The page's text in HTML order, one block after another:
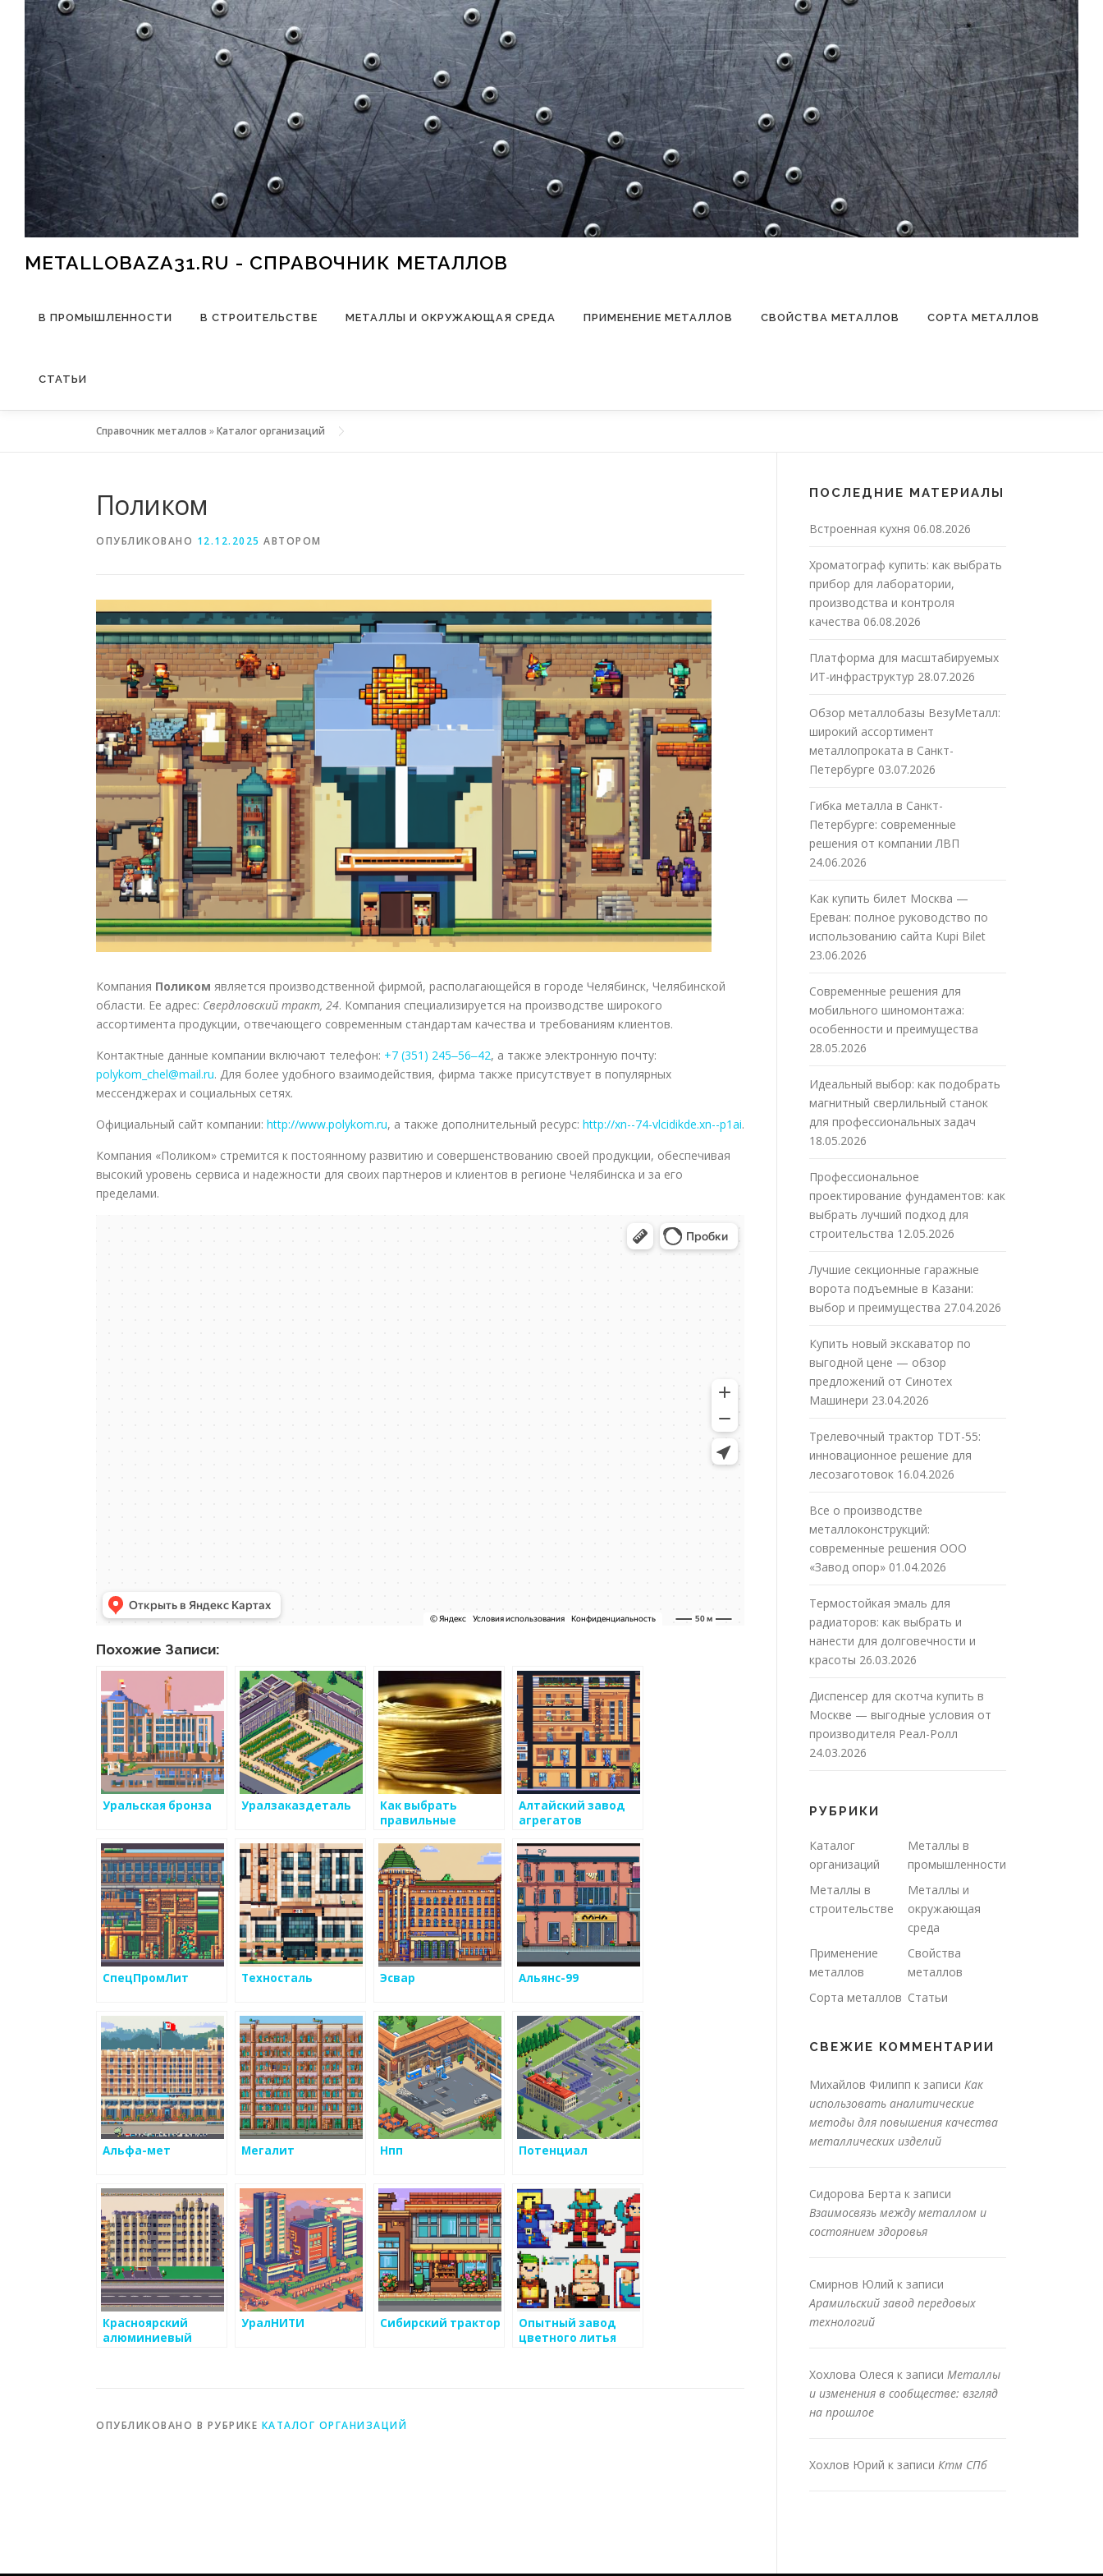
Перейти к содержимому
METALLOBAZA31.RU - СПРАВОЧНИК МЕТАЛЛОВ
В ПРОМЫШЛЕННОСТИ В СТРОИТЕЛЬСТВЕ МЕТАЛЛЫ И ОКРУЖАЮЩАЯ СРЕДА ПРИМЕНЕНИЕ МЕТАЛЛОВ СВОЙСТВА МЕТАЛЛОВ СОРТА МЕТАЛЛОВ
СТАТЬИ
Справочник металлов »Каталог организаций
Поликом
ОПУБЛИКОВАНО 12.12.2025 АВТОРОМ
Компания Поликом является производственной фирмой, располагающейся в городе Челябинск, Челябинской
области. Ее адрес: Свердловский тракт, 24. Компания специализируется на производстве широкого
ассортимента продукции, отвечающего современным стандартам качества и требованиям клиентов.
Контактные данные компании включают телефон: +7 (351) 245‒56‒42, а также электронную почту:
polykom_chel@mail.ru. Для более удобного взаимодействия, фирма также присутствует в популярных
мессенджерах и социальных сетях.
Официальный сайт компании: http://www.polykom.ru, а также дополнительный ресурс: http://xn--74-vlcidikde.xn--p1ai.
Компания «Поликом» стремится к постоянному развитию и совершенствованию своей продукции, обеспечивая
высокий уровень сервиса и надежности для своих партнеров и клиентов в регионе Челябинска и за его
пределами.
Похожие Записи:
Уральская бронза Уралзаказдеталь
Как выбрать
правильные
создания системы
взаимодействия с
клиентами
металоизделий
Алтайский завод
агрегатов
СпецПромЛит Техносталь Эсвар Альянс-99
Альфа-мет Мегалит Нпп Потенциал
Красноярский
алюминиевый
УралНИТИ Сибирский трактор
Опытный завод
цветного литья
ОПУБЛИКОВАНО В РУБРИКЕ КАТАЛОГ ОРГАНИЗАЦИЙ
ПОСЛЕДНИЕ МАТЕРИАЛЫ
Встроенная кухня 06.08.2026
Хроматограф купить: как выбрать
прибор для лаборатории,
производства и контроля
качества 06.08.2026
Платформа для масштабируемых
ИТ-инфраструктур 28.07.2026
Обзор металлобазы ВезуМеталл:
широкий ассортимент
металлопроката в Санкт-
Петербурге 03.07.2026
Гибка металла в Санкт-
Петербурге: современные
решения от компании ЛВП
24.06.2026
Как купить билет Москва —
Ереван: полное руководство по
использованию сайта Kupi Bilet
23.06.2026
Современные решения для
мобильного шиномонтажа:
особенности и преимущества
28.05.2026
Идеальный выбор: как подобрать
магнитный сверлильный станок
для профессиональных задач
18.05.2026
Профессиональное
проектирование фундаментов: как
выбрать лучший подход для
строительства 12.05.2026
Лучшие секционные гаражные
ворота подъемные в Казани:
выбор и преимущества 27.04.2026
Купить новый экскаватор по
выгодной цене — обзор
предложений от Синотех
Машинери 23.04.2026
Трелевочный трактор TDT-55:
инновационное решение для
лесозаготовок 16.04.2026
Все о производстве
металлоконструкций:
современные решения ООО
«Завод опор» 01.04.2026
Термостойкая эмаль для
радиаторов: как выбрать и
нанести для долговечности и
красоты 26.03.2026
Диспенсер для скотча купить в
Москве — выгодные условия от
производителя Реал-Ролл
24.03.2026
РУБРИКИ
Каталог
организаций
Металлы в
промышленности
Металлы в
строительстве
Металлы и
окружающая
среда
Применение
металлов
Свойства
металлов
Сорта металлов Статьи
СВЕЖИЕ КОММЕНТАРИИ
Михайлов Филипп к записи Как
использовать аналитические
методы для повышения качества
металлических изделий
Сидорова Берта к записи
Взаимосвязь между металлом и
состоянием здоровья
Смирнов Юлий к записи
Арамильский завод передовых
технологий
Хохлова Олеся к записи Металлы
и изменения в сообществе: взгляд
на прошлое
Хохлов Юрий к записи Ктм СПб